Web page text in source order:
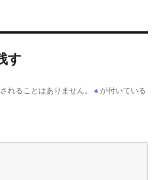
す
れることはありません。 ※ が付いている